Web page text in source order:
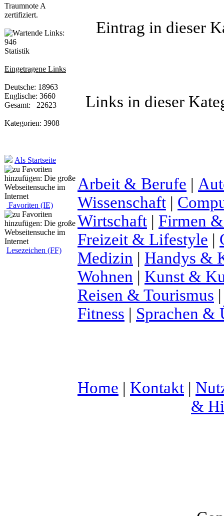
Statistik
Eingetragene Links
Deutsche: 18963
Englische: 3660
Gesamt: 22623
Kategorien: 3908
Als Startseite
Favoriten (IE)
Lesezeichen (FF)
Eintrag in dieser
Links in dieser
Arbeit & Berufe |
Wissenschaft |
Wirtschaft | Firmen
Freizeit & Lifestyle |
Medizin | Handys &
Wohnen | Kunst &
Reisen & Tourismus
Fitness | Sprachen &
Home | Kontakt |
&